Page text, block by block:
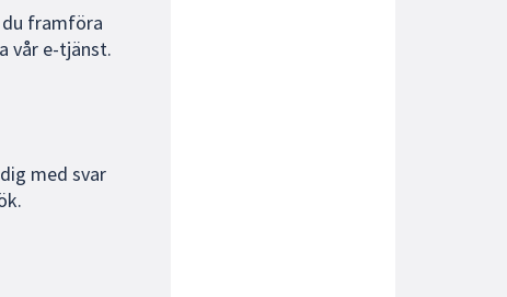
du framföra
vår e-tjänst.
med svar